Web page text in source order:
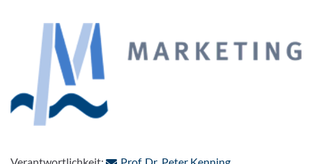
: Per E-Mail